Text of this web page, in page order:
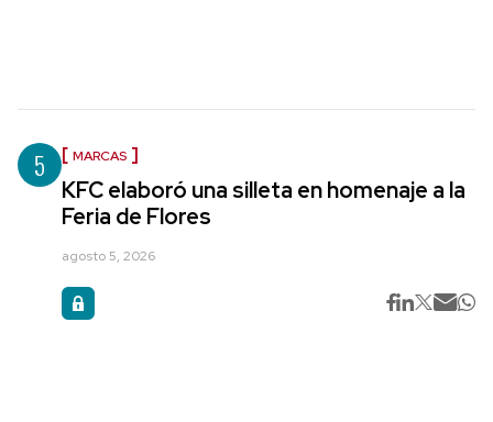
5 MARCAS
KFC elaboró una silleta en homenaje a la
Feria de Flores
agosto 5, 2026